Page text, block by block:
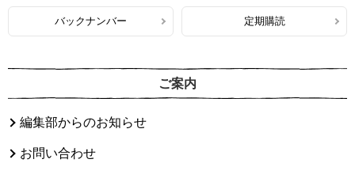
バックナンバー 定期購読
ご案内
編集部からのお知らせ
お問い合わせ